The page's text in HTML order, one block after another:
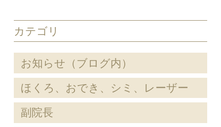
カテゴリ
お知らせ（ブログ内）
ほくろ、おでき、シミ、レーザー
副院長